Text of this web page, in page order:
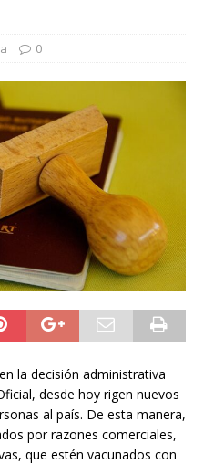
0
la decisión administrativa
desde hoy rigen nuevos
al país. De esta manera,
por razones comerciales,
que estén vacunados con